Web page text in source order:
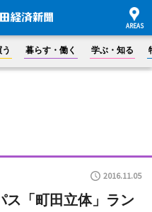
う 暮らす・働く 学ぶ・知る
2016.11.05
ス「町田立体」ラン